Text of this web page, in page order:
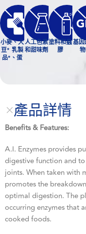
小麥、大
豆* 乳製
品*、蛋
人工色素
和甜味劑
塗料和蟲
膠
基
物
產品詳情
Benefits & Features:
A.I. Enzymes provides
digestive function and
joints. When taken with
promotes the
optimal digestion. The
occurring enzymes that
cooked foods.